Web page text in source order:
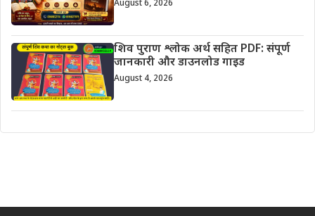
August 6, 2026
शिव पुराण श्लोक अर्थ सहित PDF: संपूर्ण
जानकारी और डाउनलोड गाइड
August 4, 2026